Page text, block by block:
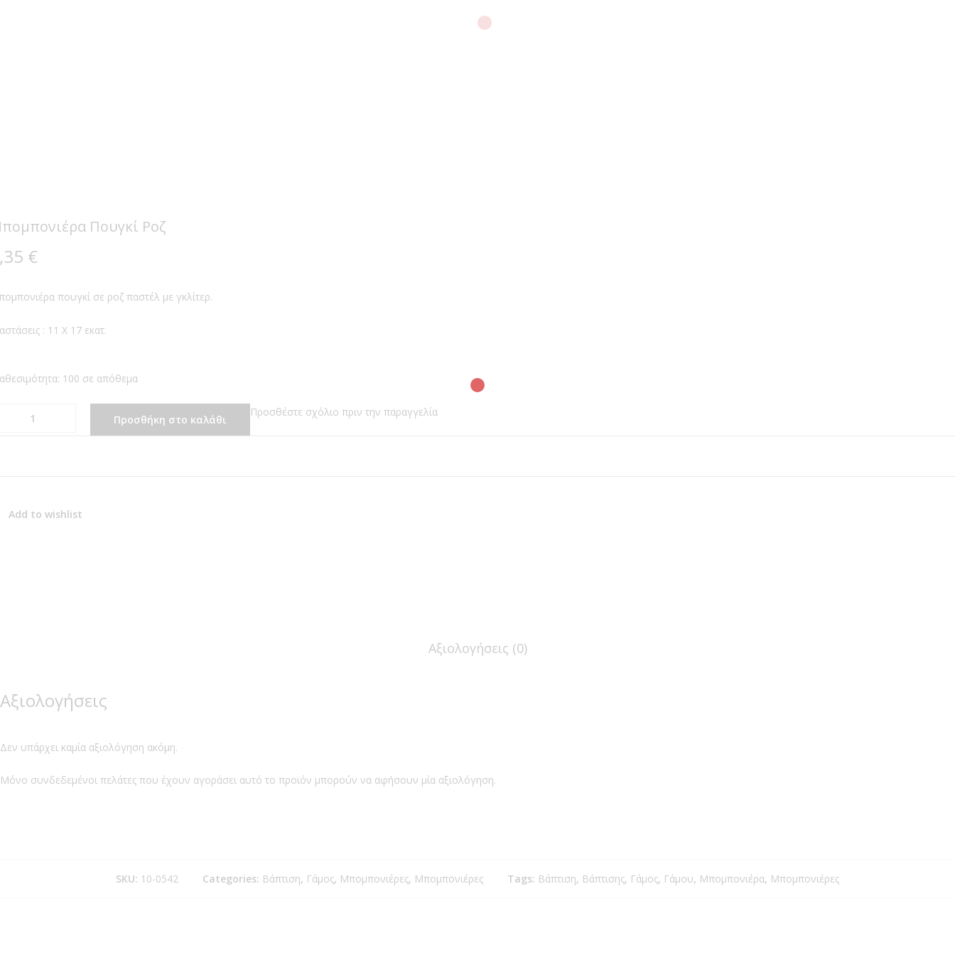
Πουγκί Ροζ
€
πουγκί σε ροζ παστέλ με γκλίτερ.
: 11 Χ 17 εκατ.
100 σε απόθεμα
Προσθήκη στο καλάθι
Προσθέστε σχόλιο πριν την παραγγελία
Add to wishlist
Αξιολογήσεις (0)
Αξιολογήσεις
Δεν υπάρχει καμία αξιολόγηση ακόμη.
Μόνο συνδεδεμένοι πελάτες που έχουν αγοράσει αυτό το προϊόν μπορούν να αφήσουν μία αξιολόγηση.
SKU: 10-0542 Categories: Βάπτιση, Γάμος, Μπομπονιέρες, Μπομπονιέρες Tags: Βάπτιση, Βάπτισης, Γάμος, Γάμου, Μπομπονιέρα, Μπομπονιέρες
να είναι μοναδικές! Στην Οικομαγεία αυτό είναι η
φιλοσοφία μας και το κάνουμε πράξη.
Μάρκου Μπότσαρη 48
54644 Θεσσαλονίκη
Όροι Χρήσης
Πολιτική Επιστροφών